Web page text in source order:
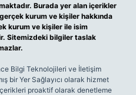
Burada yer alan içerikler
kurum ve kişiler hakkında
kurum ve kişiler ile isim
Sitemizdeki bilgiler taslak
Bilgi Teknolojileri ve İletişim
bir Yer Sağlayıcı olarak hizmet
proaktif olarak denetleme